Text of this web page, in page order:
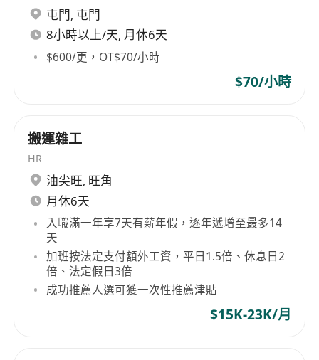
from various backgrounds and educational
levels. MHK Restaurants Limited believes that
through this diversified approach, it can foster
personal growth among employees and bring
about more innovation and development for the
屯門, 屯門
8小時以上/天, 月休6天
$600/更，OT$70/小時
$70/小時
搬運雜工
HR
油尖旺, 旺角
月休6天
入職滿一年享7天有薪年假，逐年遞增至最多14
天
加班按法定支付額外工資，平日1.5倍、休息日2
倍、法定假日3倍
成功推薦人選可獲一次性推薦津貼
$15K-23K/月